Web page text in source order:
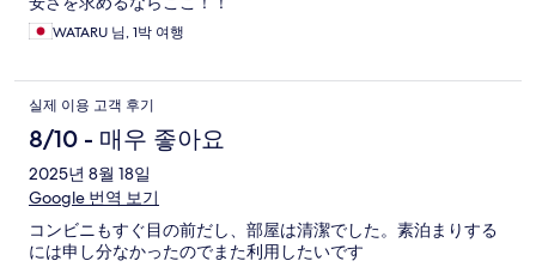
WATARU 님, 1박 여행
실제 이용 고객 후기
8/10 - 매우 좋아요
2025년 8월 18일
Google 번역 보기
コンビニもすぐ目の前だし、部屋は清潔でした。素泊まりする
には申し分なかったのでまた利用したいです